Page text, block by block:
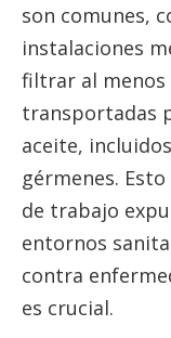
son comunes,
instalaciones
filtrar al menos
transportadas
aceite,
gérmenes.
de trabajo
entornos
contra
es crucial.